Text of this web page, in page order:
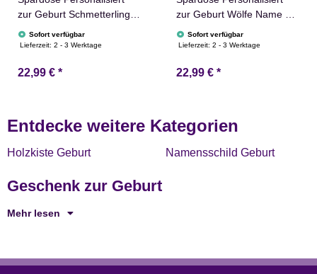
zur Geburt Schmetterling
Name & Datum 10x10cm
Sofort verfügbar
Lieferzeit:2 - 3 Werktage
22,99 € *
zur Geburt Wölfe Name &
Datum 10x10cm Holz
Sofort verfügbar
Lieferzeit:2 - 3 Werktage
22,99 € *
Entdecke weitere Kategorien
Holzkiste Geburt Namensschild Geburt
Geschenk zur Geburt
Mehr lesen